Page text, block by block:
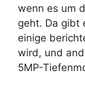
wenn es um
geht. Da gibt
einige
wird, und
5MP-